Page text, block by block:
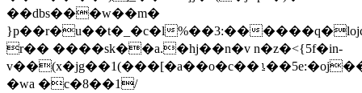
��dbs���w��m�
}p��r�u��t�_�c�l%��3:��
r�� ����sk��a.�hj��n�v n�z�<{5f�in-
�wa �c�8��1/